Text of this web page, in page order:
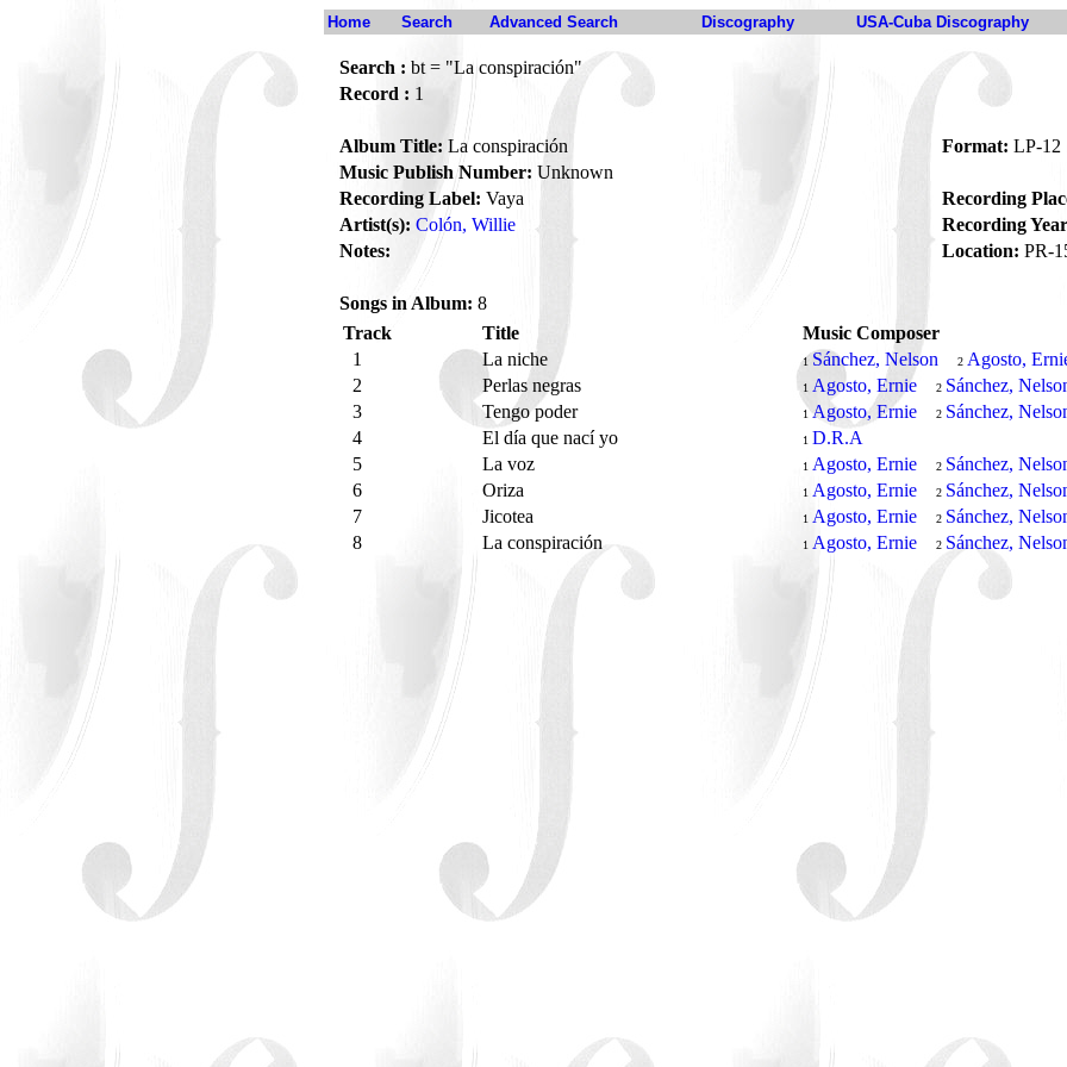
Home Search Advanced Search Discography USA-Cuba Discography
Search : bt = "La conspiración"
Record : 1
Album Title: La conspiración Format: LP-12
Music Publish Number: Unknown
Recording Label: Vaya
Recording
Artist(s): Colón, Willie
Recording
Notes:
Location: PR-
Songs in Album: 8
Track
Title
Music Composer
1
La niche 1 Sánchez, Nelson 2 Agosto,
2
Perlas negras 1 Agosto, Ernie 2 Sánchez,
3
Tengo poder 1Agosto, Ernie 2 Sánchez,
4
El día que nací yo 1 D.R.A
5
La voz 1 Agosto, Ernie 2 Sánchez,
6
Oriza 1 Agosto, Ernie 2 Sánchez,
7
Jicotea 1 Agosto, Ernie 2 Sánchez,
8
La conspiración 1 Agosto, Ernie 2 Sánchez,